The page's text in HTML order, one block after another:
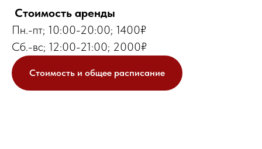
Стоимость аренды
Пн.-пт; 10:00-20:00; 1400₽
Сб.-вс; 12:00-21:00; 2000₽
Стоимость и общее расписание